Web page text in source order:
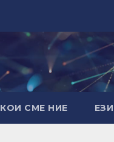
КОИ СМЕ НИЕ